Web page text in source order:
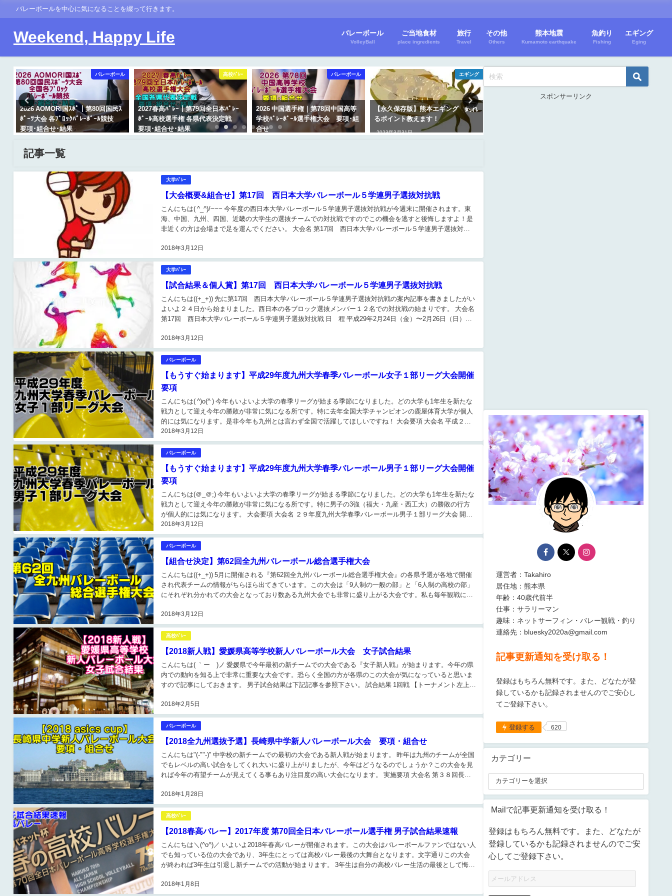
バレーボールを中心に気になることを綴って行きます。
Weekend, Happy Life バレーボール
VolleyBall
ご当地食材
place ingredients
旅行
Travel
その他
Others
熊本地震
Kumamoto earthquake
魚釣り
Fishing
エギング
Eging
バレーボール
2026 AOMORI国ｽﾎﾟ｜第80回国民ｽ
ﾎﾟｰﾂ大会 各ﾌﾞﾛｯｸﾊﾞﾚｰﾎﾞｰﾙ競技
要項･組合せ･結果
高校ﾊﾞﾚｰ
2027春高ﾊﾞﾚｰ｜第79回全日本ﾊﾞﾚｰ
ﾎﾞｰﾙ高校選手権 各県代表決定戦
要項･組合せ･結果
バレーボール
2026 中国選手権｜第78回中国高等
学校ﾊﾞﾚｰﾎﾞｰﾙ選手権大会 要項･組
合せ
エギング
【永久保存版】熊本エギング 釣れ
るポイント教えます！
2023年3月31日
記事一覧
大学ﾊﾞﾚｰ
【大会概要&組合せ】第17回 西日本大学バレーボール５学連男子選抜対抗戦
2018年3月12日
こんにちは( ^_^)/~~~ 今年度の西日本大学バレーボール５学連男子選抜対抗戦が今週末に開催されます。東
海、中国、九州、四国、近畿の大学生の選抜チームでの対抗戦ですのでこの機会を逃すと後悔しますよ！是
非近くの方は会場まで足を運んでください。 大会名 第17回 西日本大学バレーボール５学連男子選抜対抗
大学ﾊﾞﾚｰ
【試合結果＆個人賞】第17回 西日本大学バレーボール５学連男子選抜対抗戦
2018年3月12日
こんにちは((+_+)) 先に第17回 西日本大学バレーボール５学連男子選抜対抗戦の案内記事を書きましたがい
よいよ２４日から始まりました。西日本の各ブロック選抜メンバー１２名での対抗戦の始まりです。 大会名
第17回 西日本大学バレーボール５学連男子選抜対抗戦 日 程 平成29年2月24日（金）〜2月26日（日）
バレーボール
【もうすぐ始まります】平成29年度九州大学春季バレーボール女子１部リーグ大会開催
要項
2018年3月12日
こんにちは( ^)o(^ ) 今年もいよいよ大学の春季リーグが始まる季節になりました。どの大学も1年生を新たな
戦力として迎え今年の勝敗が非常に気になる所です。特に去年全国大学チャンピオンの鹿屋体育大学が個人
的には気になります。是非今年も九州とは言わず全国で活躍してほしいですね！ 大会要項 大会名 平成２９
年度九州大学春...
バレーボール
【もうすぐ始まります】平成29年度九州大学春季バレーボール男子１部リーグ大会開催
要項
2018年3月12日
こんにちは(＠_＠;) 今年もいよいよ大学の春季リーグが始まる季節になりました。どの大学も1年生を新たな
戦力として迎え今年の勝敗が非常に気になる所です。特に男子の3強（福大・九産・西工大）の勝敗の行方
が個人的には気になります。 大会要項 大会名 ２９年度九州大学春季バレーボール男子１部リーグ大会 開催
期間 第１週：平成...
バレーボール
【組合せ決定】第62回全九州バレーボール総合選手権大会
2018年3月12日
こんにちは((+_+)) 5月に開催される『第62回全九州バレーボール総合選手権大会』の各県予選が各地で開催
され代表チームの情報がちらほら出てきています。この大会は「9人制の一般の部」と「6人制の高校の部」
にそれぞれ分かれての大会となっており数ある九州大会でも非常に盛り上がる大会です。私も毎年観戦に行
高校ﾊﾞﾚｰ
【2018新人戦】愛媛県高等学校新人バレーボール大会 女子試合結果
2018年2月5日
こんにちは( ｀ー´)ノ 愛媛県で今年最初の新チームでの大会である『女子新人戦』が始まります。今年の県
内での動向を知る上で非常に重要な大会です。恐らく全国の方が各県のこの大会が気になっていると思いま
すので記事にしておきます。 男子試合結果は下記記事を参照下さい。 試合結果 1回戦 【トーナメント左上】
バレーボール
【2018全九州選抜予選】長崎県中学新人バレーボール大会 要項・組合せ
2018年1月28日
こんにちは"(-""-)" 中学校の新チームでの最初の大会である新人戦が始まります。 昨年は九州のチームが全国
でもレベルの高い試合をしてくれ大いに盛り上がりましたが、今年はどうなるのでしょうか？この大会を見
れば今年の有望チームが見えてくる事もあり注目度の高い大会になります。 実施要項 大会名 第３８回長崎
高校ﾊﾞﾚｰ
【2018春高バレー】2017年度 第70回全日本バレーボール選手権 男子試合結果速報
2018年1月8日
こんにちは＼(^o^)／ いよいよ2018年春高バレーが開催されます。この大会はバレーボールファンではない人
でも知っている位の大会であり、3年生にとっては高校バレー最後の大舞台となります。文字通りこの大会
が終われば3年生は引退し新チームでの活動が始まります。 3年生は自分の高校バレー生活の最後として悔い
スポンサーリンク
運営者：Takahiro
居住地：熊本県
年齢：40歳代前半
仕事：サラリーマン
趣味：ネットサーフィン・バレー観戦・釣り
連絡先：bluesky2020a@gmail.com
記事更新通知を受け取る！
登録はもちろん無料です。また、どなたが登
録しているかも記録されませんのでご安心し
てご登録下さい。
登録する 620
カテゴリー
Mailで記事更新通知を受け取る！
登録はもちろん無料です。また、どなたが
登録しているかも記録されませんのでご安
心してご登録下さい。